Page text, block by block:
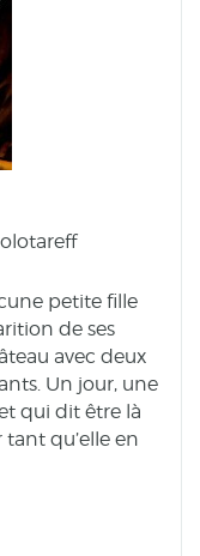
petite fille
de ses
avec deux
Un jour, une
qui dit être là
qu’elle en